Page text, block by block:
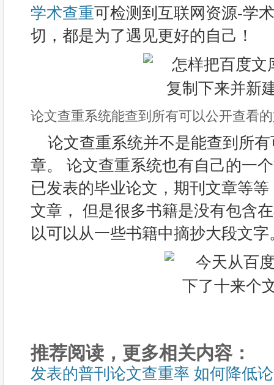
学术查重可检测到互联网资源-学
切，都是为了遇见更好的自己！
论文查重系统能查到所有可以公开查看
论文查重系统并不是能查到所
章。 论文查重系统也有自己的一
已发表的毕业论文，期刊文章等
文章， 但是很多书籍是没有包含
以可以从一些书籍中摘抄大段文
推荐阅读，更多相关内容：
发表的普刊论文查重率 如何降低